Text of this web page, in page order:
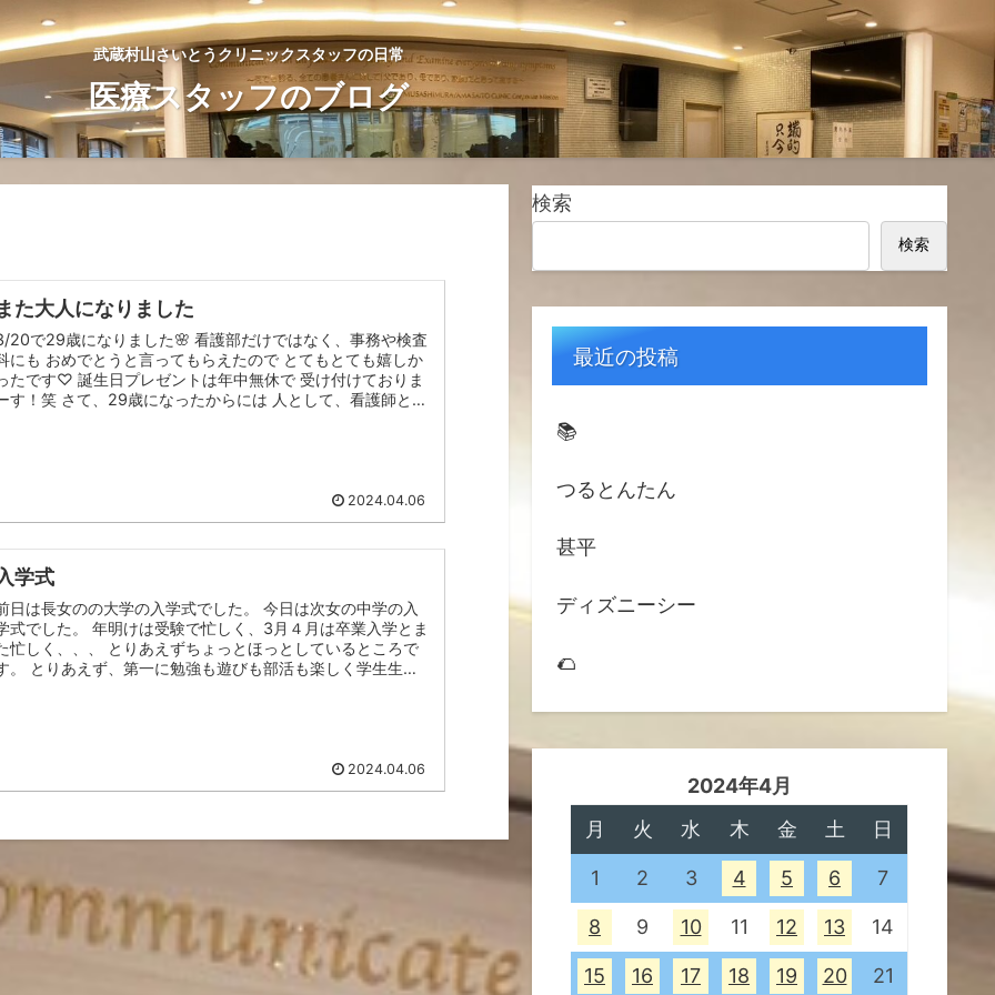
武蔵村山さいとうクリニックスタッフの日常
医療スタッフのブログ
た大人になりました
20で29歳になりました🌸 看護部だけではなく、事務や検査
にも おめでとうと言ってもらえたので とてもとても嬉しか
たです♡ 誕生日プレゼントは年中無休で 受け付けておりま
す！笑 さて、29歳になったからには 人として、看護師とし
2024.04.06
学式
日は長女のの大学の入学式でした。 今日は次女の中学の入
式でした。 年明けは受験で忙しく、3月４月は卒業入学とま
忙しく、、、 とりあえずちょっとほっとしているところで
。 とりあえず、第一に勉強も遊びも部活も楽しく学生生活
2024.04.06
検索
検索
最近の投稿
📚️
つるとんたん
甚平
ディズニーシー
🌮
2024年4月
月
火 水 木 金 土 日
1 2 3 4 5 6 7
8 9 10 11 12 13 14
15 16 17 18 19 20 21